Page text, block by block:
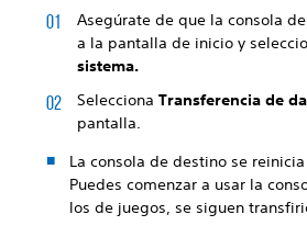
Asegúrate de que la consola
a la pantalla de inicio y
sistema.
SeleccionaTransferencia de
pantalla.
La consola de destino se
Puedes comenzar a usar la
los de juegos, se siguen